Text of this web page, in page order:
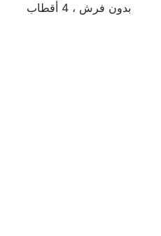
بدون فرش ، 4 أقطاب